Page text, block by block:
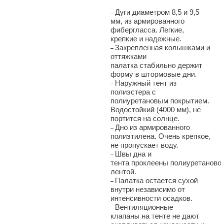
– Дуги диаметром 8,5 и 9,5
мм, из армированного
фибергласса. Легкие,
крепкие и надежные.
– Закрепленная колышками и
оттяжками
палатка стабильно держит
форму в штормовые дни.
– Наружный тент из
полиэстера с
полиуретановым покрытием.
Водостойкий (4000 мм), не
портится на солнце.
– Дно из армированного
полиэтилена. Очень крепкое,
не пропускает воду.
– Швы дна и
тента проклеены
лентой.
– Палатка остается сухой
внутри независимо от
интенсивности осадков.
– Вентиляционные
клапаны на тенте не дают